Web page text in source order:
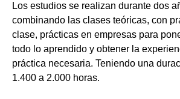
Los estudios se realizan durante dos
combinando las clases teóricas, con
clase, prácticas en empresas para
todo lo aprendido y obtener la
práctica necesaria. Teniendo una
1.400 a 2.000 horas.